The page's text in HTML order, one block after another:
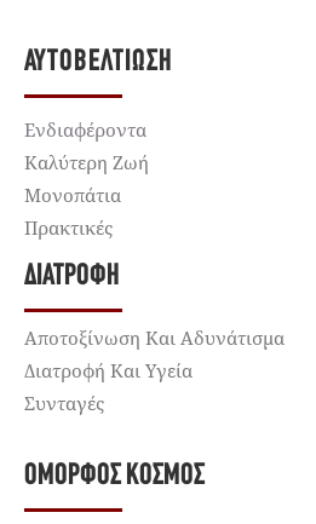
ΑΥΤΟΒΕΛΤΊΩΣΗ
Ενδιαφέροντα
Καλύτερη Ζωή
Μονοπάτια
Πρακτικές
ΔΙΑΤΡΟΦΉ
Αποτοξίνωση Και Αδυνάτισμα
Διατροφή Και Υγεία
Συνταγές
ΌΜΟΡΦΟΣ ΚΌΣΜΟΣ